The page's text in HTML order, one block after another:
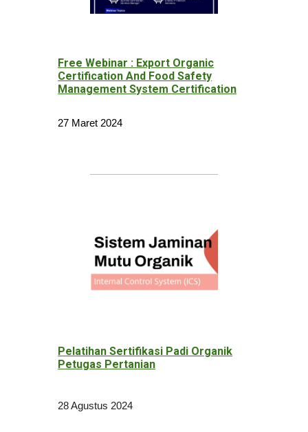
Free Webinar : Export Organic
Certification And Food Safety
Management System Certification
27 Maret 2024
Pelatihan Sertifikasi Padi Organik
Petugas Pertanian
28 Agustus 2024